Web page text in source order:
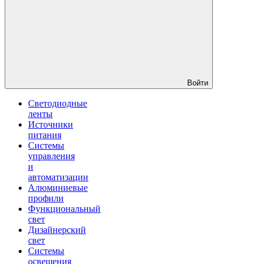
Войти
Светодиодные
ленты
Источники
питания
Системы
управления
и
автоматизации
Алюминиевые
профили
Функциональный
свет
Дизайнерский
свет
Системы
освещения